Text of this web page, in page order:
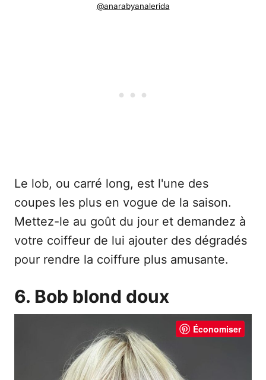
@anarabyanalerida
Le lob, ou carré long, est l'une des
coupes les plus en vogue de la saison.
Mettez-le au goût du jour et demandez à
votre coiffeur de lui ajouter des dégradés
pour rendre la coiffure plus amusante.
6. Bob blond doux
Économiser